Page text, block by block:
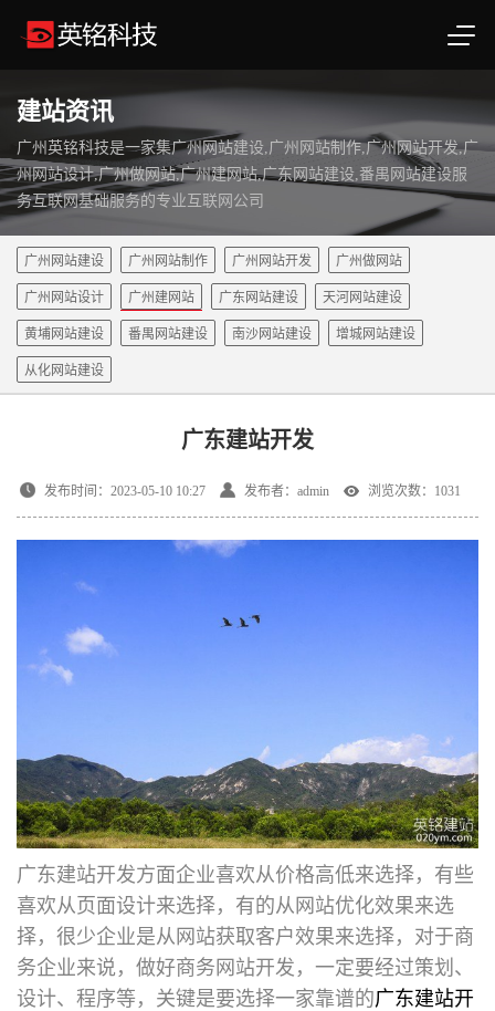
建站资讯
广州英铭科技是一家集广州网站建设,广州网站制作,广州网站开发,广
州网站设计,广州做网站,广州建网站,广东网站建设,番禺网站建设服
务互联网基础服务的专业互联网公司
广州网站建设 广州网站制作 广州网站开发 广州做网站
广州网站设计 广州建网站 广东网站建设 天河网站建设
黄埔网站建设 番禺网站建设 南沙网站建设 增城网站建设
从化网站建设
广东建站开发
发布时间：2023-05-10 10:27 发布者：admin 浏览次数：1031
广东建站开发方面企业喜欢从价格高低来选择，有些
喜欢从页面设计来选择，有的从网站优化效果来选
择，很少企业是从网站获取客户效果来选择，对于商
务企业来说，做好商务网站开发，一定要经过策划、
设计、程序等，关键是要选择一家靠谱的广东建站开